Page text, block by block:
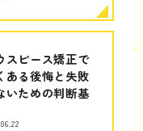
スピース矯正で
ある後悔と失敗
いための判断基